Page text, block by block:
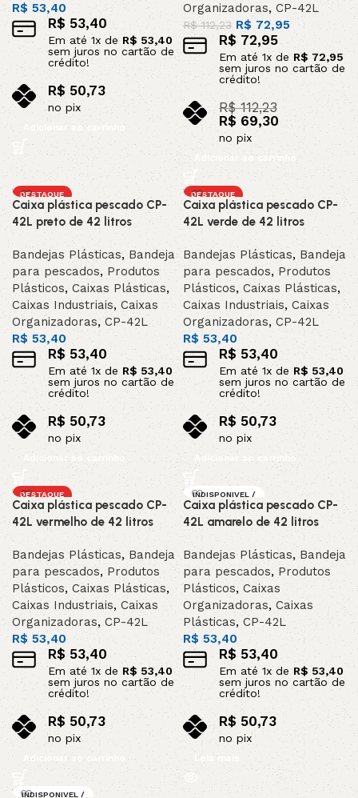
R$ 53,40
R$53,40
Em até 1x de R$ 53,40
sem juros no cartão de
crédito!
R$50,73
no pix
Adicionar ao carrinho
Organizadoras, CP-42L
R$112,23 R$ 72,95
R$72,95
Em até 1x deR$72,95
sem juros no cartão de
crédito!
R$112,23
R$69,30
no pix
Adicionar ao carrinho
DESTAQUE
Caixa plástica pescado CP-
42L preto de 42 litros
Bandejas Plásticas,Bandeja
para pescados, Produtos
Plásticos,Caixas Plásticas,
Caixas Industriais, Caixas
Organizadoras, CP-42L
R$ 53,40
R$ 53,40
Em até 1x de R$ 53,40
sem juros no cartão de
crédito!
R$ 50,73
no pix
Adicionar ao carrinho
DESTAQUE
Caixa plástica pescado CP-
42L verde de 42 litros
Bandejas Plásticas, Bandeja
para pescados,Produtos
Plásticos,Caixas Plásticas,
Caixas Industriais, Caixas
Organizadoras,CP-42L
R$ 53,40
R$53,40
Em até 1x deR$ 53,40
sem juros no cartão de
crédito!
R$50,73
no pix
Adicionar ao carrinho
DESTAQUE
Caixa plástica pescado CP-
42L vermelho de 42 litros
Bandejas Plásticas,Bandeja
para pescados,Produtos
Plásticos, Caixas Plásticas,
Caixas Industriais, Caixas
Organizadoras, CP-42L
R$ 53,40
R$53,40
Em até1x de R$ 53,40
sem juros no cartão de
crédito!
R$50,73
no pix
Adicionar ao carrinho
INDISPONIVEL /
SOB ENCOMEND
A
DESTAQUE
Caixa plástica pescado CP-
42L amarelo de 42 litros
Bandejas Plásticas, Bandeja
para pescados,Produtos
Plásticos, Caixas
Organizadoras,Caixas
Plásticas, CP-42L
R$53,40
R$53,40
Em até 1x deR$53,40
sem juros no cartão de
crédito!
R$ 50,73
no pix
Leia mais
INDISPONIVEL /